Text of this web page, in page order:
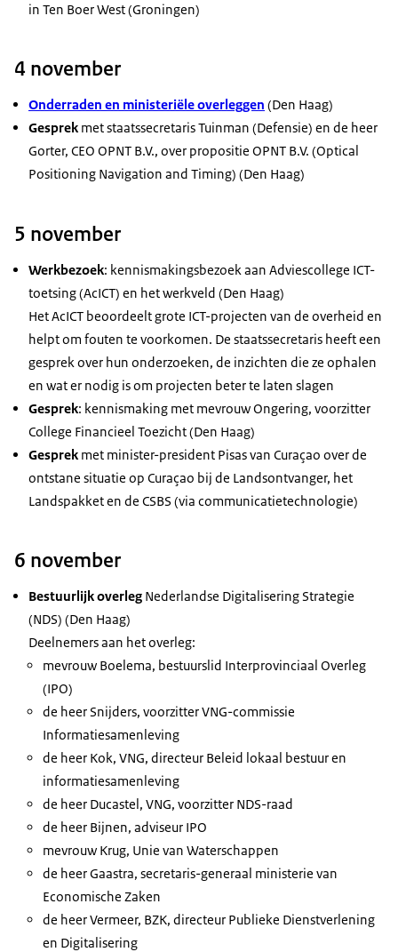
in Ten Boer West (Groningen)
4 november
Onderraden en ministeriële overleggen (Den Haag)
Gesprek met staatssecretaris Tuinman (Defensie) en de heer
Gorter, CEO OPNT B.V., over propositie OPNT B.V. (Optical
Positioning Navigation and Timing) (Den Haag)
5 november
Werkbezoek: kennismakingsbezoek aan Adviescollege ICT-
toetsing (AcICT) en het werkveld (Den Haag)
Het AcICT beoordeelt grote ICT-projecten van de overheid en
helpt om fouten te voorkomen. De staatssecretaris heeft een
gesprek over hun onderzoeken, de inzichten die ze ophalen
en wat er nodig is om projecten beter te laten slagen
Gesprek: kennismaking met mevrouw Ongering, voorzitter
College Financieel Toezicht (Den Haag)
Gesprek met minister-president Pisas van Curaçao over de
ontstane situatie op Curaçao bij de Landsontvanger, het
Landspakket en de CSBS (via communicatietechnologie)
6 november
Bestuurlijk overleg Nederlandse Digitalisering Strategie
(NDS) (Den Haag)
Deelnemers aan het overleg:
mevrouw Boelema, bestuurslid Interprovinciaal Overleg
(IPO)
de heer Snijders, voorzitter VNG-commissie
Informatiesamenleving
de heer Kok, VNG, directeur Beleid lokaal bestuur en
informatiesamenleving
de heer Ducastel, VNG, voorzitter NDS-raad
de heer Bijnen, adviseur IPO
mevrouw Krug, Unie van Waterschappen
de heer Gaastra, secretaris-generaal ministerie van
Economische Zaken
de heer Vermeer, BZK, directeur Publieke Dienstverlening
en Digitalisering